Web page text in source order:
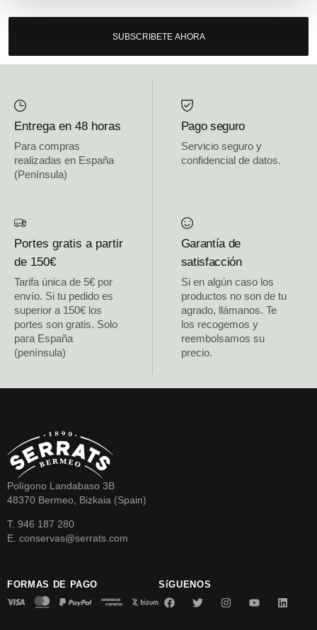
SUBSCRIBETE AHORA
Entrega en 48 horas
Para compras
realizadas en España
(Península)
Pago seguro
Servicio seguro y
confidencial de datos.
Portes gratis a partir
de 150€
Tarifa única de 5€ por
envío. Si tu pedido es
superior a 150€ los
portes son gratis. Solo
para España
(península)
Garantía de
satisfacción
Si en algún caso los
productos no son de tu
agrado, llámanos. Te
los recogemos y
reembolsamos su
precio.
Polígono Landabaso 3B
48370 Bermeo, Bizkaia (Spain)
T. 946 187 280
E. conservas@serrats.com
FORMAS DE PAGO SíGUENOS